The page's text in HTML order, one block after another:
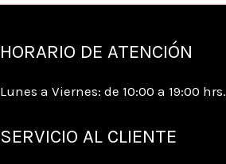
HORARIO DE ATENCIÓN
Lunes a Viernes: de 10:00 a 19:00 hrs.
SERVICIO AL CLIENTE